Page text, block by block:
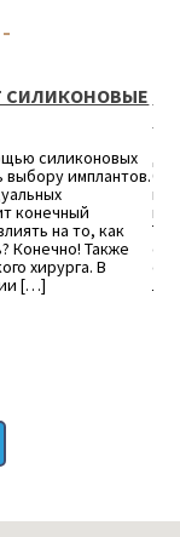
похвастаться
своего малыша
желез
проблема.
может быть
достижениям
проблемы